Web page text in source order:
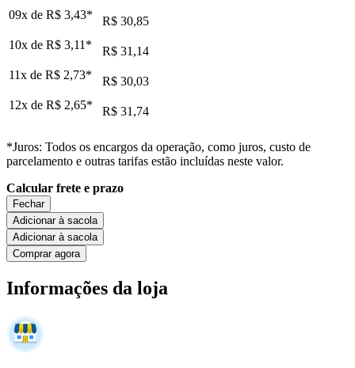
09x de R$ 3,43*
R$ 30,85
10x de R$ 3,11 *
R$ 31,14
11x de R$ 2,73*
R$ 30,03
12x de R$ 2,65* R$ 31,74
*Juros: Todos os encargos da operação, como juros, custo de
parcelamento e outras tarifas estão incluídas neste valor.
Calcular frete e prazo
Fechar
Adicionar à sacola
Adicionar à sacola
Comprar agora
Informações da loja